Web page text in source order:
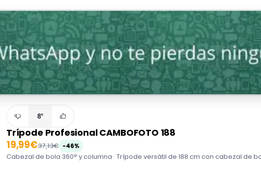
8°
Trípode Profesional CAMBOFOTO 188
19,99€37,13€ -46%
Cabezal de bola 360° y columna · Trípode versátil de 188 cm con cabezal de